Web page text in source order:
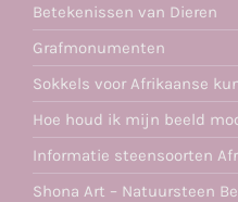
Betekenissen van Dieren
Grafmonumenten
Sokkels voor Afrikaanse
Hoe houd ik mijn beeld
Informatie steensoorten
Shona Art – Natuursteen